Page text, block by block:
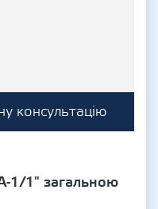
консультацію
1/1" загальною